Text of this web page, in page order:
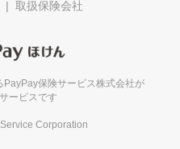
取扱保険会社
PayPay保険サービス株式会社が
ービスです
Corporation